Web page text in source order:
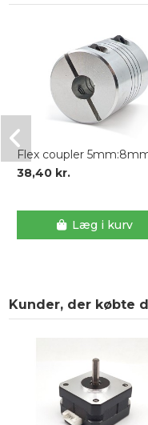
Flex coupler
38,40 kr.
Læg i kurv
Kunder, der købte